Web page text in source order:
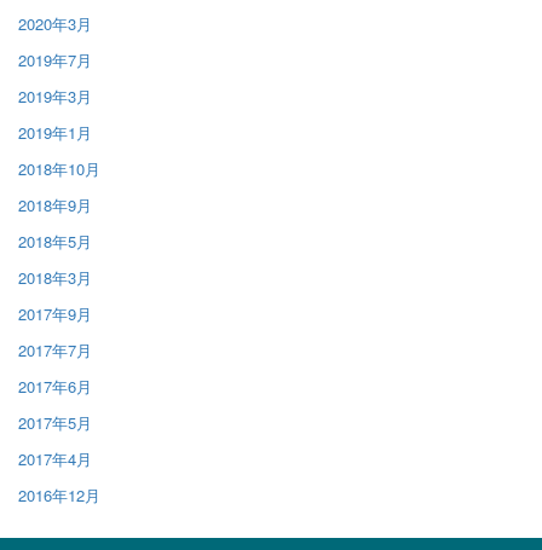
2020年3月
2019年7月
2019年3月
2019年1月
2018年10月
2018年9月
2018年5月
2018年3月
2017年9月
2017年7月
2017年6月
2017年5月
2017年4月
2016年12月